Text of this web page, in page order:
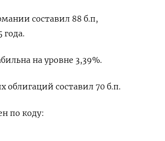
составил 88 б.п,
на уровне 3,39%.
составил 70 б.п.
по коду: